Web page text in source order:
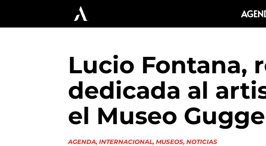
Lucio Fontana,
dedicada al
el Museo
AGENDA,INTERNACIONAL,MUSEOS,NOTICIAS